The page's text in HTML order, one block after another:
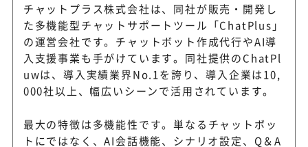
チャットプラス株式会社は、同社が販売・開発し
た多機能型チャットサポートツール「ChatPlus」
の運営会社です。チャットボット作成代行やAI導
入支援事業も手がけています。同社提供のChatPl
uwは、導入実績業界No.1を誇り、導入企業は10,
000社以上、幅広いシーンで活用されています。
最大の特徴は多機能性です。単なるチャットボッ
トにではなく、AI会話機能、シナリオ設定、Q＆A